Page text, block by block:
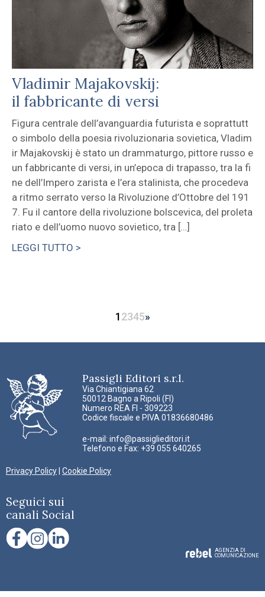
Vladimir Majakovskij:
il fabbricante di versi
Figura centrale dell’avanguardia futurista e soprattutt
o simbolo della poesia rivoluzionaria sovietica, Vladim
ir Majakovskij è stato un drammaturgo, pittore russo e
un fabbricante di versi, in un’epoca di trapasso, tra la fi
ne dell’Impero zarista e l’era stalinista, che procedeva
a ritmo serrato verso la Rivoluzione d’Ottobre del 191
7. Fu il cantore della rivoluzione bolscevica, del proleta
riato e dell’uomo nuovo sovietico, tra […]
LEGGI TUTTO >
12345»
Passigli Editori s.r.l.
Via Chiantigiana 62
50012 Bagno a Ripoli (FI)
Numero REA FI - 309223
Codice fiscale e PIVA 01836680486
e-mail: info@passiglieditori.it
Telefono e Fax: +39 055 640265
Privacy Policy| Cookie Policy
Seguici sui
canali Social
AGENZIA DI
COMUNICAZIONE